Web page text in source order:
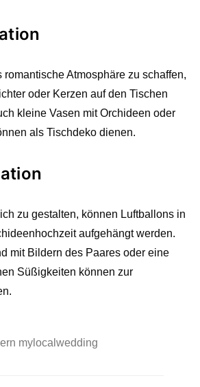
romantische Atmosphäre zu schaffen,
oder Kerzen auf den Tischen
kleine Vasen mit Orchideen oder
als Tischdeko dienen.
zu gestalten, können Luftballons in
aufgehängt werden.
mit Bildern des Paares oder eine
Süßigkeiten können zur